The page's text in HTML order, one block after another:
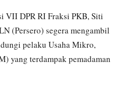
VII DPR RI Fraksi PKB, Siti
(Persero) segera mengambil
pelaku Usaha Mikro,
yang terdampak pemadaman